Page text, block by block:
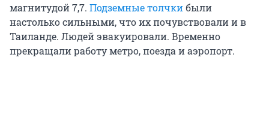
магнитудой 7,7. Подземные толчкибыли
настолько сильными, что их почувствовали и в
Таиланде. Людей эвакуировали. Временно
прекращали работу метро, поезда и аэропорт.